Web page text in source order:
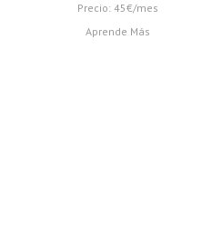
Precio: 45€/mes
Aprende Más